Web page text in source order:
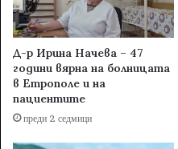
Д-р Ирина Начева – 47
години вярна на болницата
в Етрополе и на
пациентите
преди 2 седмици